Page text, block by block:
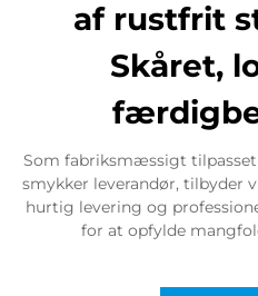
af rustfrit
Skåret,
Som fabriksmæssigt
smykker leverandør, tilbyder
hurtig levering og
for at opfylde